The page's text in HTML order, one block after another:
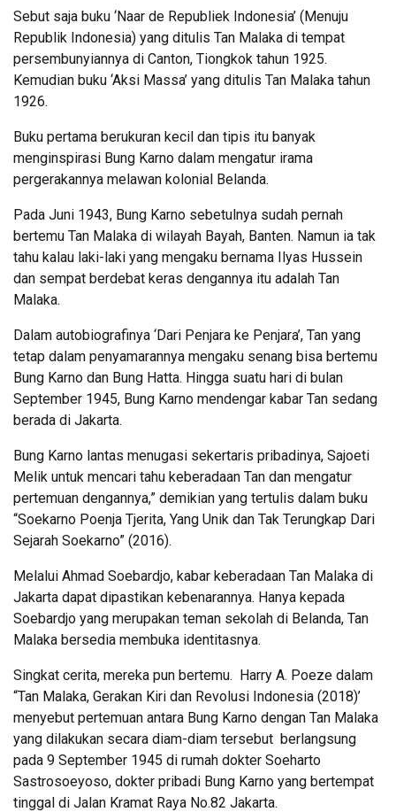
Sebut saja buku ‘Naar de Republiek Indonesia’ (Menuju
Republik Indonesia) yang ditulis Tan Malaka di tempat
persembunyiannya di Canton, Tiongkok tahun 1925.
Kemudian buku ‘Aksi Massa’ yang ditulis Tan Malaka tahun
1926.
Buku pertama berukuran kecil dan tipis itu banyak
menginspirasi Bung Karno dalam mengatur irama
pergerakannya melawan kolonial Belanda.
Pada Juni 1943, Bung Karno sebetulnya sudah pernah
bertemu Tan Malaka di wilayah Bayah, Banten. Namun ia tak
tahu kalau laki-laki yang mengaku bernama Ilyas Hussein
dan sempat berdebat keras dengannya itu adalah Tan
Malaka.
Dalam autobiografinya ‘Dari Penjara ke Penjara’, Tan yang
tetap dalam penyamarannya mengaku senang bisa bertemu
Bung Karno dan Bung Hatta. Hingga suatu hari di bulan
September 1945, Bung Karno mendengar kabar Tan sedang
berada di Jakarta.
Bung Karno lantas menugasi sekertaris pribadinya, Sajoeti
Melik untuk mencari tahu keberadaan Tan dan mengatur
pertemuan dengannya,” demikian yang tertulis dalam buku
“Soekarno Poenja Tjerita, Yang Unik dan Tak Terungkap Dari
Sejarah Soekarno” (2016).
Melalui Ahmad Soebardjo, kabar keberadaan Tan Malaka di
Jakarta dapat dipastikan kebenarannya. Hanya kepada
Soebardjo yang merupakan teman sekolah di Belanda, Tan
Malaka bersedia membuka identitasnya.
Singkat cerita, mereka pun bertemu. Harry A. Poeze dalam
“Tan Malaka, Gerakan Kiri dan Revolusi Indonesia (2018)’
menyebut pertemuan antara Bung Karno dengan Tan Malaka
yang dilakukan secara diam-diam tersebut berlangsung
pada 9 September 1945 di rumah dokter Soeharto
Sastrosoeyoso, dokter pribadi Bung Karno yang bertempat
tinggal di Jalan Kramat Raya No.82 Jakarta.